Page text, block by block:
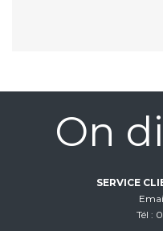
On
SERVICE
Tél